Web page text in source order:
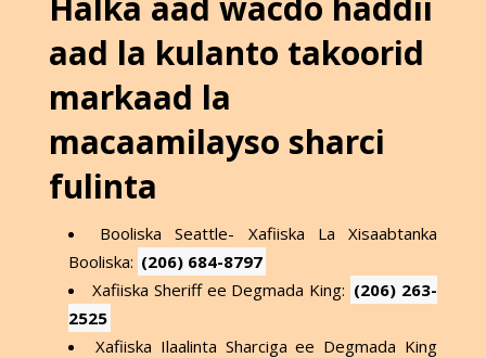
aad la kulanto takoorid
markaad la
macaamilayso sharci
fulinta
Booliska Seattle- Xafiiska La Xisaabtanka
Booliska: (206) 684-8797
Xafiiska Sheriff ee Degmada King: (206) 263-
2525
Xafiiska Ilaalinta Sharciga ee Degmada King